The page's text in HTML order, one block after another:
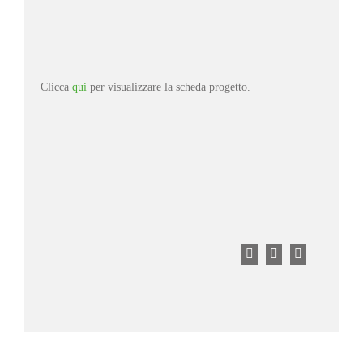
Clicca qui per visualizzare la scheda progetto.
Facebook
Twitter